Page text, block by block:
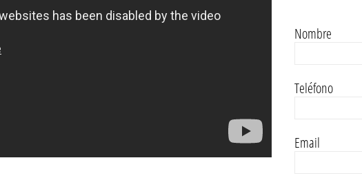
Nombre
Teléfono
Email